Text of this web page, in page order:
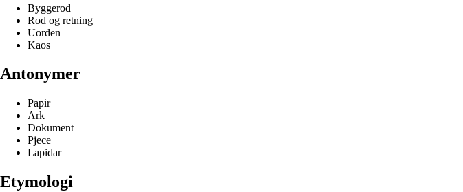
Byggerod
Rod og retning
Uorden
Kaos
Antonymer
Papir
Ark
Dokument
Pjece
Lapidar
Etymologi